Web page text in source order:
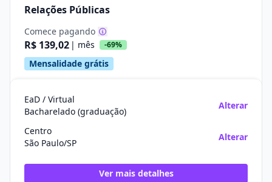
Relações Públicas
Comece pagando
R$ 139,02 | mês -69%
Mensalidade grátis
EaD / Virtual
Bacharelado (graduação)
Alterar
Centro
São Paulo/SP
Alterar
Ver mais detalhes